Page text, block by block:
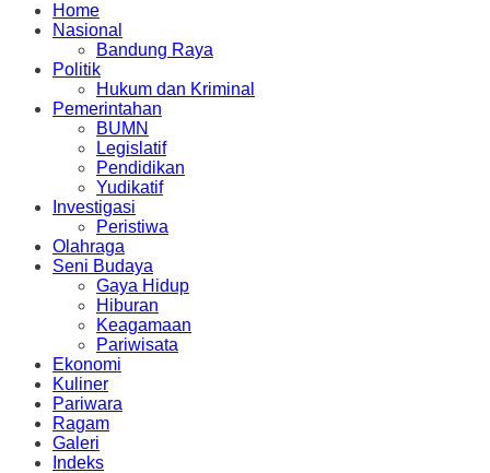
Home
Nasional
Bandung Raya
Politik
Hukum dan Kriminal
Pemerintahan
BUMN
Legislatif
Pendidikan
Yudikatif
Investigasi
Peristiwa
Olahraga
Seni Budaya
Gaya Hidup
Hiburan
Keagamaan
Pariwisata
Ekonomi
Kuliner
Pariwara
Ragam
Galeri
Indeks